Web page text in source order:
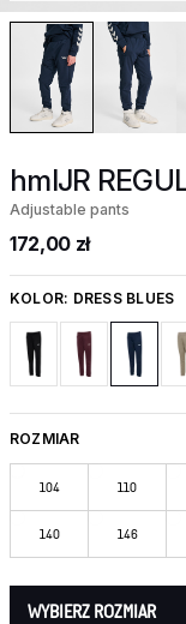
hmlJR
Adjustable pants
172,00 zł
KOLOR: DRESS BLUES
ROZMIAR
104 110
140 146
WYBIERZ ROZMIAR